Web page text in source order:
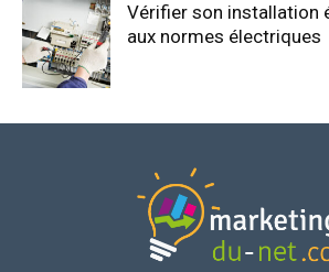
Vérifier son installation
aux normes électriques